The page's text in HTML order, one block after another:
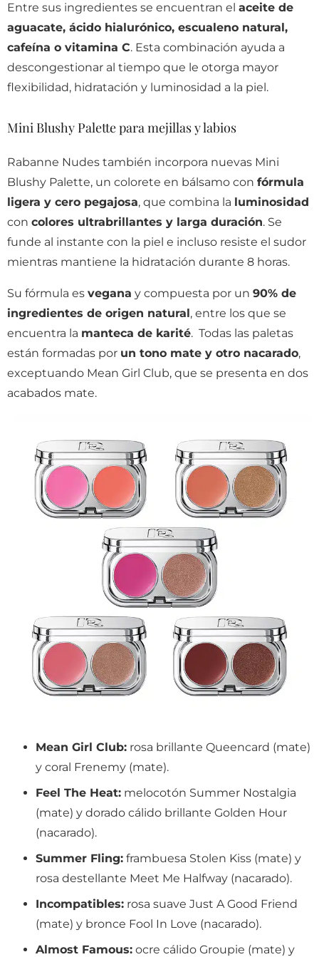
Entre sus ingredientes se encuentran el aceite de
aguacate, ácido hialurónico, escualeno natural,
cafeína o vitamina C. Esta combinación ayuda a
descongestionar al tiempo que le otorga mayor
flexibilidad, hidratación y luminosidad a la piel.
Mini Blushy Palette para mejillas y labios
Rabanne Nudes también incorpora nuevas Mini
Blushy Palette, un colorete en bálsamo con fórmula
ligera y cero pegajosa, que combina la luminosidad
con colores ultrabrillantes y larga duración. Se
funde al instante con la piel e incluso resiste el sudor
mientras mantiene la hidratación durante 8 horas.
Su fórmula es vegana y compuesta por un 90% de
ingredientes de origen natural, entre los que se
encuentra la manteca de karité. Todas las paletas
están formadas por un tono mate y otro nacarado,
exceptuando Mean Girl Club, que se presenta en dos
acabados mate.
Mean Girl Club: rosa brillante Queencard (mate)
y coral Frenemy (mate).
Feel The Heat: melocotón Summer Nostalgia
(mate) y dorado cálido brillante Golden Hour
(nacarado).
Summer Fling: frambuesa Stolen Kiss (mate) y
rosa destellante Meet Me Halfway (nacarado).
Incompatibles: rosa suave Just A Good Friend
(mate) y bronce Fool In Love (nacarado).
Almost Famous: ocre cálido Groupie (mate) y